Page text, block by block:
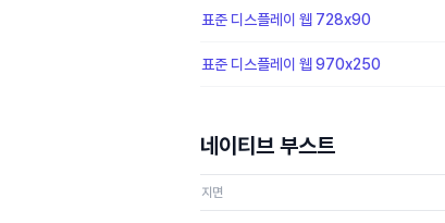
표준 디스플레이 웹 728x90
표준 디스플레이 웹 970x250
네이티브 부스트
지면